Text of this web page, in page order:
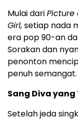
Mulai dariPicture
Girl, setiap nada
era pop 90-an
Sorakan dan
penonton
penuh semangat.
Sang Diva
Setelah jeda